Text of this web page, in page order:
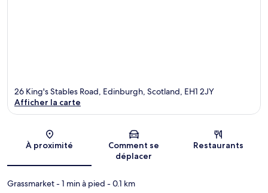
Carte
26 King's Stables Road, Edinburgh, Scotland, EH1 2JY
Afficher la carte
À proximité
Comment se
déplacer
Restaurants
Grassmarket- 1 min à pied - 0.1 km